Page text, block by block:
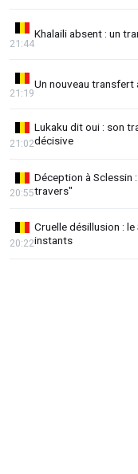
Khalaili absent : un
21:44
Un nouveau transfert
21:19
Lukaku dit oui : son
décisive
21:02
Déception à Sclessin
travers"
20:55
Cruelle désillusion :
instants
20:22